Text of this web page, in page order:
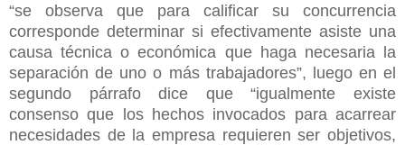
“se observa que para calificar su concurrencia
corresponde determinar si efectivamente asiste una
causa técnica o económica que haga necesaria la
separación de uno o más trabajadores”, luego en el
segundo párrafo dice que “igualmente existe
consenso que los hechos invocados para acarrear
necesidades de la empresa requieren ser objetivos,